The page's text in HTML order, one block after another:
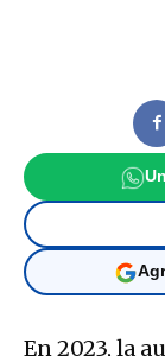
En 2023, la